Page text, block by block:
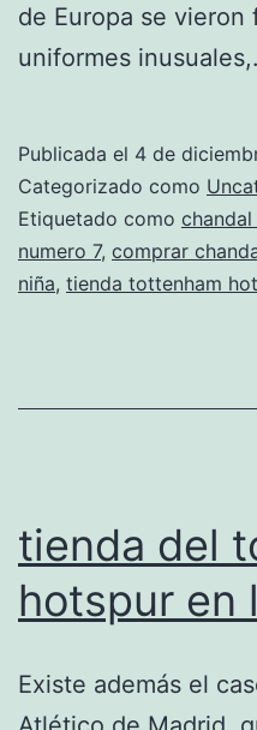
de Europa se vieron
uniformes
Publicada el 4 de
Categorizado como
Etiquetado como
numero 7, comprar
niña, tienda tottenham
tienda del
hotspur en
Existe además el